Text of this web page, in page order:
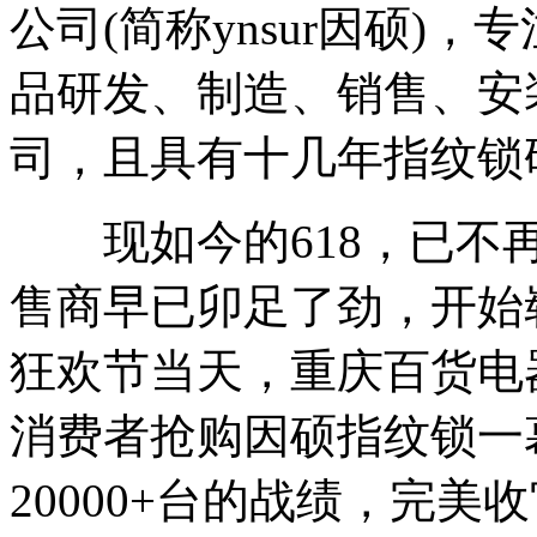
公司(简称ynsur因硕)，
品研发、制造、销售、
司，且具有十几年指纹
现如今的618，已不再
售商早已卯足了劲，开
狂欢节当天，重庆百货
消费者抢购因硕指纹锁
20000+台的战绩，完美